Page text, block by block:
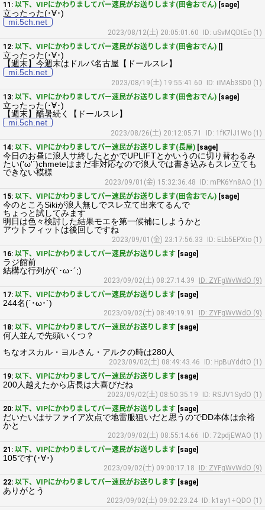
11: 以下、VIPにかわりましてパー速民がお送りします(田舎おでん) [sage]
立ったった(･∀･)
mi.5ch.net
2023/08/12(土) 20:05:01.60
ID: uSvMQDtEo (1)
12: 以下、VIPにかわりましてパー速民がお送りします(田舎おでん) []
立ったった(･∀･)
【週末】今週末はドルパ名古屋【ドールスレ】
mi.5ch.net
2023/08/19(土) 19:55:41.60
ID: iIMAb3SD0 (1)
13: 以下、VIPにかわりましてパー速民がお送りします(田舎おでん) [sage]
立ったった(･∀･)
【週末】酷暑続く【ドールスレ】
mi.5ch.net
2023/08/26(土) 20:12:05.71
ID: 1fK7lJ1Wo (1)
14: 以下、VIPにかわりましてパー速民がお送りします(長屋) [sage]
今日のお昼に浪人サ終したとかでUPLIFTとかいうのに切り替わるみ
たい('ω'`)chmeteはまだ非対応なので浪人では書き込みもスレ立ても
できない模様
2023/09/01(金) 15:32:36.48
ID: mPK6Yn8AO (1)
15: 以下、VIPにかわりましてパー速民がお送りします(田舎おでん) [sage]
今のところSikiが浪人無しでスレ立て出来てるんで
ちょっと試してみます
明日は色々検討した結果モエを第一候補にしようかと
アウトフィットは後回しですね
2023/09/01(金) 23:17:56.33
ID: ELb5EPXio (1)
16: 以下、VIPにかわりましてパー速民がお送りします [sage]
ラジ館前
結構な行列が(`･ω･´;)
2023/09/02(土) 08:27:14.39
ID: ZYFgWvWdO (9)
17: 以下、VIPにかわりましてパー速民がお送りします [sage]
244名(`･ω･´)
2023/09/02(土) 08:49:19.91
ID: ZYFgWvWdO (9)
18: 以下、VIPにかわりましてパー速民がお送りします [sage]
何人並んで先頭いくつ？
ちなオスカル・ヨルさん・アルクの時は280人
2023/09/02(土) 08:49:43.46
ID: HpBuYddtO (1)
19: 以下、VIPにかわりましてパー速民がお送りします [sage]
200人越えたから店長は大喜びだね
2023/09/02(土) 08:50:35.19
ID: RSJV1SydO (1)
20: 以下、VIPにかわりましてパー速民がお送りします [sage]
だいたいはサファイア次点で地雷服狙いだと思うのでDD本体は余裕
かと
2023/09/02(土) 08:55:14.66
ID: 72pdjEWAO (1)
21: 以下、VIPにかわりましてパー速民がお送りします [sage]
105です(･∀･)
2023/09/02(土) 09:00:17.18
ID: ZYFgWvWdO (9)
22: 以下、VIPにかわりましてパー速民がお送りします [sage]
ありがとう
2023/09/02(土) 09:02:23.24
ID: k1ay1+QDO (1)